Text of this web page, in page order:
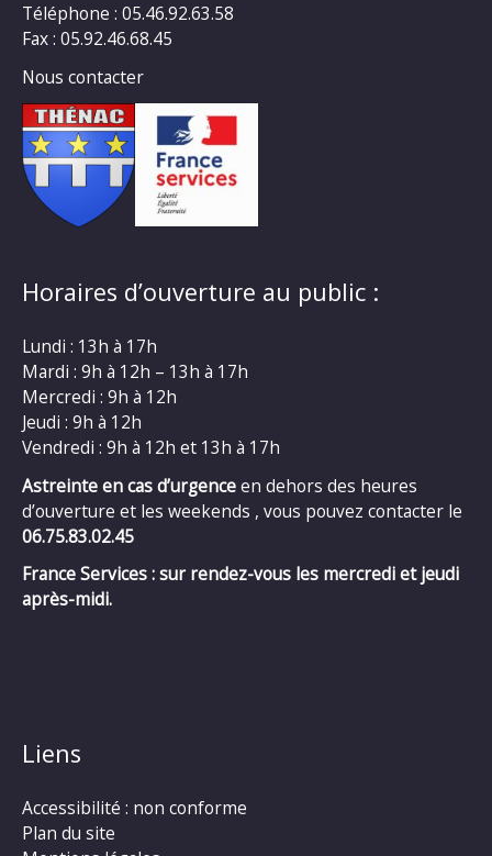
Téléphone : 05.46.92.63.58
Fax : 05.92.46.68.45
Nous contacter
Horaires d’ouverture au public :
Lundi : 13h à 17h
Mardi : 9h à 12h – 13h à 17h
Mercredi : 9h à 12h
Jeudi : 9h à 12h
Vendredi : 9h à 12h et 13h à 17h
Astreinte en cas d’urgenceen dehors des heures
d’ouverture et les weekends , vous pouvez contacter le
06.75.83.02.45
France Services : sur rendez-vous les mercredi et jeudi
après-midi.
Liens
Accessibilité : non conforme
Plan du site